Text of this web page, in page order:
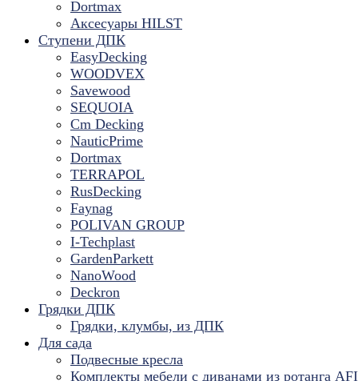
Dortmax
Аксесуары HILST
Ступени ДПК
EasyDecking
WOODVEX
Savewood
SEQUOIA
Cm Decking
NauticPrime
Dortmax
TERRAPOL
RusDecking
Faynag
POLIVAN GROUP
I-Techplast
GardenParkett
NanoWood
Deckron
Грядки ДПК
Грядки, клумбы, из ДПК
Для сада
Подвесные кресла
Комплекты мебели с диванами из ротанга